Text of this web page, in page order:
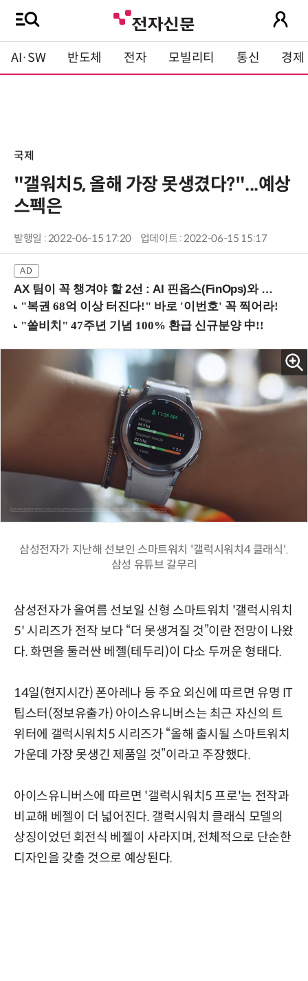
AI·SW 반도체 전자 모빌리티 통신 경제
국제
"갤워치5, 올해 가장 못생겼다?"...예상
스펙은
발행일 : 2022-06-15 17:20 업데이트 : 2022-06-15 15:17
AX 팀이 꼭 챙겨야 할 2선 : AI 핀옵스(FinOps)와 토큰 거버넌스 (8/21 잠실역)
삼성전자가 지난해 선보인 스마트워치 '갤럭시워치4 클래식'.
삼성 유튜브 갈무리
삼성전자가 올여름 선보일 신형 스마트워치 '갤럭시워치
5' 시리즈가 전작 보다 “더 못생겨질 것”이란 전망이 나왔
다. 화면을 둘러싼 베젤(테두리)이 다소 두꺼운 형태다.
14일(현지시간) 폰아레나 등 주요 외신에 따르면 유명 IT
팁스터(정보유출가) 아이스유니버스는 최근 자신의 트
위터에 갤럭시워치5 시리즈가 “올해 출시될 스마트워치
가운데 가장 못생긴 제품일 것”이라고 주장했다.
아이스유니버스에 따르면 '갤럭시워치5 프로'는 전작과
비교해 베젤이 더 넓어진다. 갤럭시워치 클래식 모델의
상징이었던 회전식 베젤이 사라지며, 전체적으로 단순한
디자인을 갖출 것으로 예상된다.